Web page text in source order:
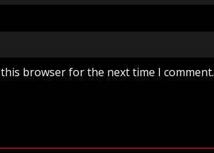
browser for the next time I comment.